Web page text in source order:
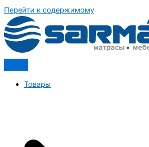
Перейти к содержимому
Товары